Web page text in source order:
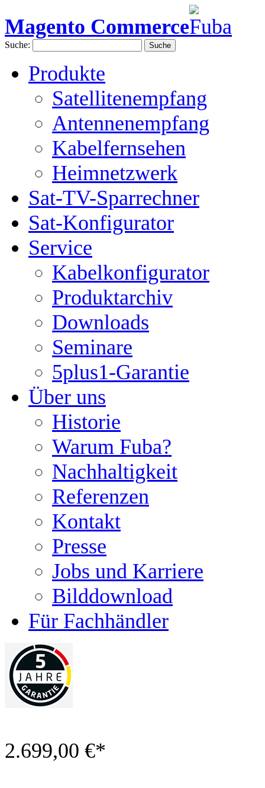
Magento Commerce
Suche: Suche
Produkte
Satellitenempfang
Antennenempfang
Kabelfernsehen
Heimnetzwerk
Sat-TV-Sparrechner
Sat-Konfigurator
Service
Kabelkonfigurator
Produktarchiv
Downloads
Seminare
5plus1-Garantie
Über uns
Historie
Warum Fuba?
Nachhaltigkeit
Referenzen
Kontakt
Presse
Jobs und Karriere
Bilddownload
Für Fachhändler
2.699,00 €*